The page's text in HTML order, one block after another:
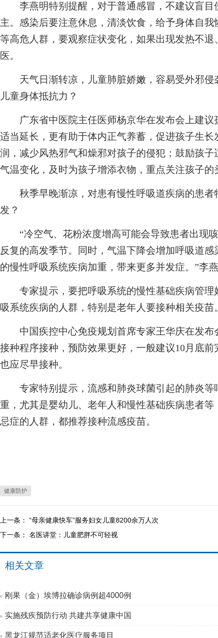
李燕明特别提醒，对于普通感冒，不建议盲目
主。感染后要注意休息，清淡饮食，给予身体自
等高危人群，要观察症状变化，如果出现发热不
医。
天气日渐转凉，儿童肺脏娇嫩，容易受外邪侵
儿童身体抵抗力？
广东省中医院主任医师杨京华在发布会上建议
适当延长，更有助于体内正气养蓄，促进孩子生
润，减少风热邪气和燥邪对孩子的侵犯；鼓励孩
气温变化，及时为孩子增添衣物，重点关注孩子
秋季早晚渐凉，对患有慢性呼吸道疾病的患者
发？
“冷空气、花粉浓度增高可能会导致患者出现
反复的高发季节。同时，气温下降会增加呼吸道
的慢性呼吸系统疾病加重，带来更多并发症。”李
专家提示，要把呼吸系统的慢性基础疾病管理
吸系统疾病的人群，特别是老年人要接种相关疫苗
中国疾控中心免疫规划首席专家王华庆在发布
接种程序接种，预防效果更好，一般建议10月底
也应尽早接种。
专家特别提示，流感和肺炎球菌引起的肺炎等
重，尤其是婴幼儿、老年人和慢性基础疾病患者
忌症的人群，都推荐接种流感疫苗。
健康防护
上一条： “母亲健康快车”服务妇女儿童8200余万人次
下一条： 名医讲堂：儿童肥胖不可轻视
相关文章
刚果（金）埃博拉确诊病例超4000例
实施残疾预防行动 共建共享健康中国
黑龙江规范适老化医疗服务项目